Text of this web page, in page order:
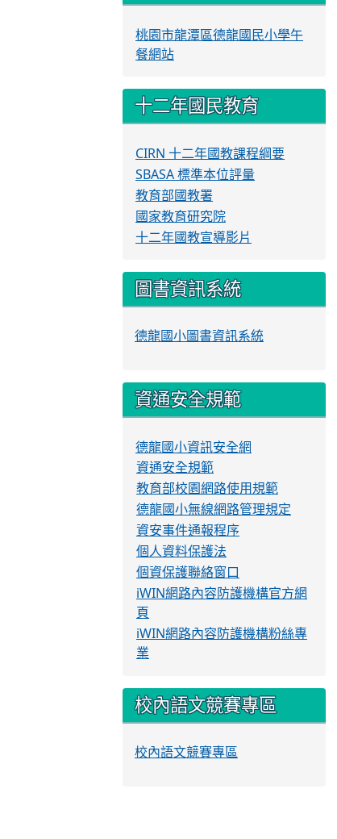
桃園市龍潭區德龍國民小學午
餐網站
十二年國民教育
CIRN 十二年國教課程綱要
SBASA 標準本位評量
教育部國教署
國家教育研究院
十二年國教宣導影片
圖書資訊系統
德龍國小圖書資訊系統
資通安全規範
德龍國小資訊安全網
資通安全規範
教育部校園網路使用規範
德龍國小無線網路管理規定
資安事件通報程序
個人資料保護法
個資保護聯絡窗口
iWIN網路內容防護機構官方網
頁
iWIN網路內容防護機構粉絲專
業
校內語文競賽專區
校內語文競賽專區